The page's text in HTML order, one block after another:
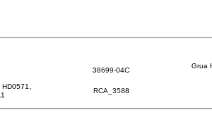
38699-04C
Grua
RCA_3588